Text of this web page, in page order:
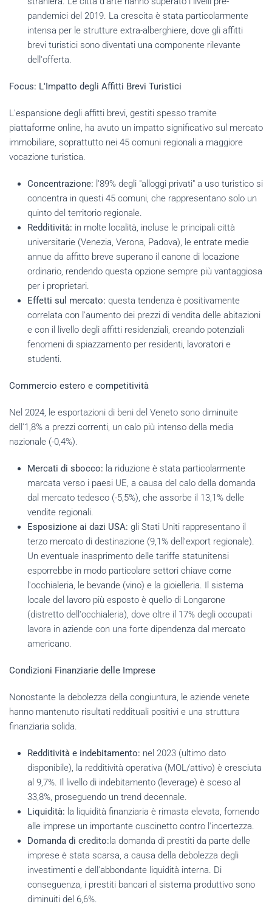
pandemici del 2019. La crescita è stata particolarmente
intensa per le strutture extra-alberghiere, dove gli affitti
brevi turistici sono diventati una componente rilevante
dell'offerta.
Focus: L'Impatto degli Affitti Brevi Turistici
L'espansione degli affitti brevi, gestiti spesso tramite
piattaforme online, ha avuto un impatto significativo sul mercato
immobiliare, soprattutto nei 45 comuni regionali a maggiore
vocazione turistica.
Concentrazione: l'89% degli "alloggi privati" a uso turistico si
concentra in questi 45 comuni, che rappresentano solo un
quinto del territorio regionale.
Redditività: in molte località, incluse le principali città
universitarie (Venezia, Verona, Padova), le entrate medie
annue da affitto breve superano il canone di locazione
ordinario, rendendo questa opzione sempre più vantaggiosa
per i proprietari.
Effetti sul mercato: questa tendenza è positivamente
correlata con l'aumento dei prezzi di vendita delle abitazioni
e con il livello degli affitti residenziali, creando potenziali
fenomeni di spiazzamento per residenti, lavoratori e
studenti.
Commercio estero e competitività
Nel 2024, le esportazioni di beni del Veneto sono diminuite
dell'1,8% a prezzi correnti, un calo più intenso della media
nazionale (-0,4%).
Mercati di sbocco: la riduzione è stata particolarmente
marcata verso i paesi UE, a causa del calo della domanda
dal mercato tedesco (-5,5%), che assorbe il 13,1% delle
vendite regionali.
Esposizione ai dazi USA: gli Stati Uniti rappresentano il
terzo mercato di destinazione (9,1% dell'export regionale).
Un eventuale inasprimento delle tariffe statunitensi
esporrebbe in modo particolare settori chiave come
l'occhialeria, le bevande (vino) e la gioielleria. Il sistema
locale del lavoro più esposto è quello di Longarone
(distretto dell'occhialeria), dove oltre il 17% degli occupati
lavora in aziende con una forte dipendenza dal mercato
americano.
Condizioni Finanziarie delle Imprese
Nonostante la debolezza della congiuntura, le aziende venete
hanno mantenuto risultati reddituali positivi e una struttura
finanziaria solida.
Redditività e indebitamento: nel 2023 (ultimo dato
disponibile), la redditività operativa (MOL/attivo) è cresciuta
al 9,7%. Il livello di indebitamento (leverage) è sceso al
33,8%, proseguendo un trend decennale.
Liquidità: la liquidità finanziaria è rimasta elevata, fornendo
alle imprese un importante cuscinetto contro l'incertezza.
Domanda di credito: la domanda di prestiti da parte delle
imprese è stata scarsa, a causa della debolezza degli
investimenti e dell'abbondante liquidità interna. Di
conseguenza, i prestiti bancari al sistema produttivo sono
diminuiti del 6,6%.